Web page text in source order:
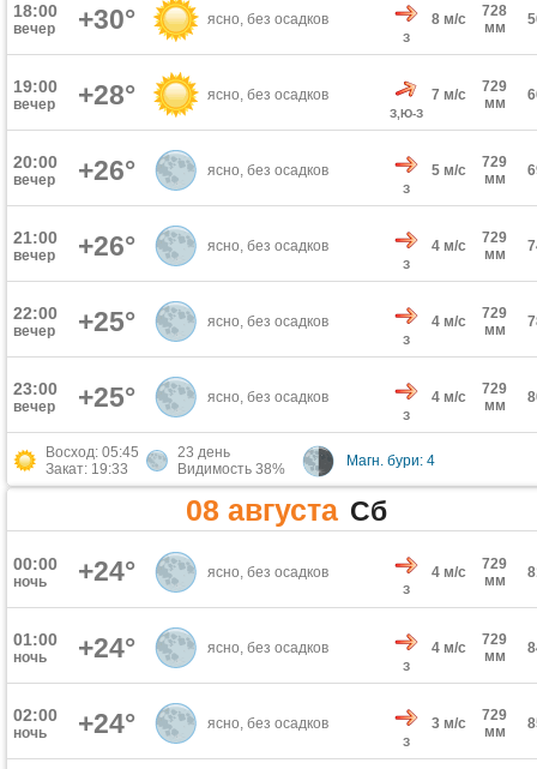
18:00
вечер +30° ясно, без осадков
З
8 м/с
728
мм
19:00
вечер +28° ясно, без осадков
З,Ю-З
7 м/с
729
мм
20:00
вечер +26° ясно, без осадков
З
5 м/с
729
мм
21:00
вечер +26° ясно, без осадков
З
4 м/с
729
мм
22:00
вечер +25° ясно, без осадков
З
4 м/с
729
мм
23:00
вечер +25° ясно, без осадков
З
4 м/с
729
мм
Восход: 05:45
Закат: 19:33
23 день
Видимость 38%
Магн. бури: 4
08 августа Сб
00:00
ночь +24° ясно, без осадков
З
4 м/с
729
мм
01:00
ночь +24° ясно, без осадков
З
4 м/с
729
мм
02:00
ночь +24° ясно, без осадков
З
3 м/с
729
мм